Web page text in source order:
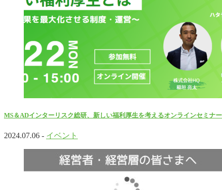
MS＆ADインターリスク総研、新しい福利厚生を考えるオンラインセミナ
2024.07.06 - イベント